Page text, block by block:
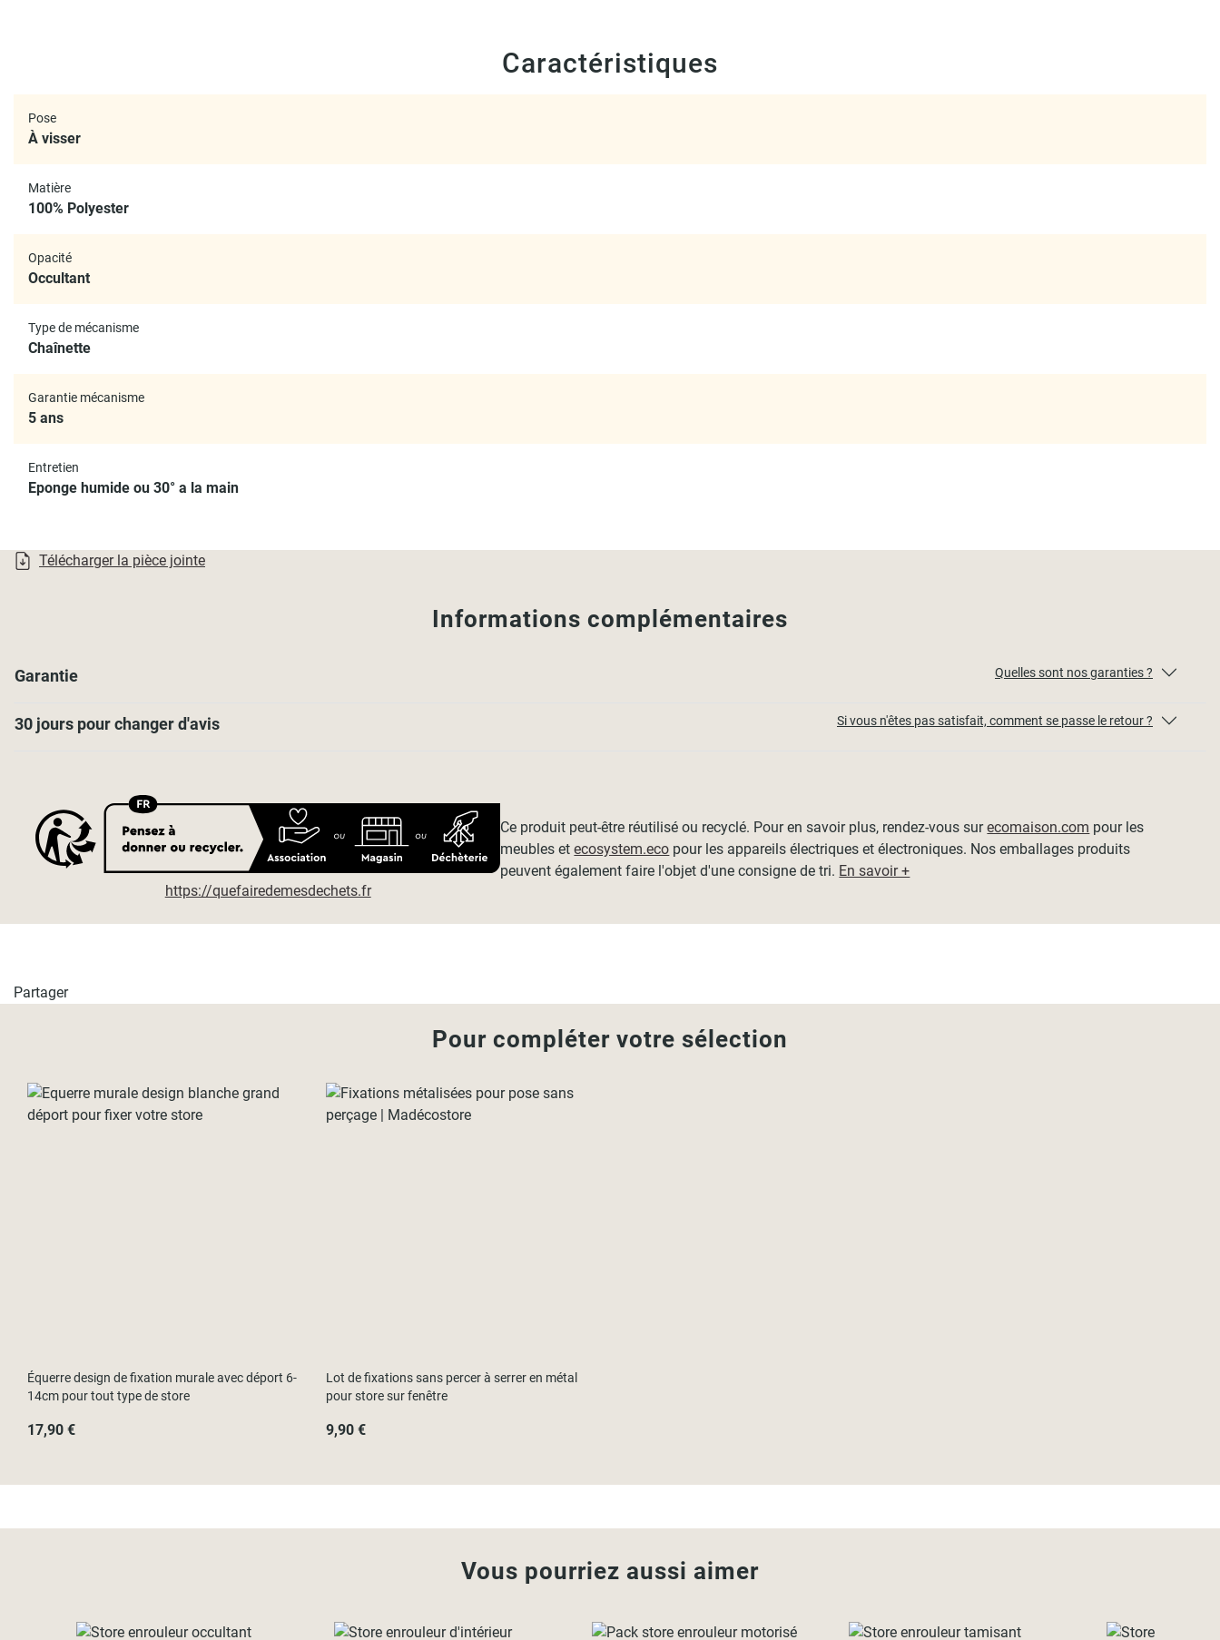
Caractéristiques
Pose
À visser
Matière
100% Polyester
Opacité
Occultant
Type de mécanisme
Chaînette
Garantie mécanisme
5 ans
Entretien
Eponge humide ou 30° a la main
Télécharger la pièce jointe
Informations complémentaires
Garantie Quelles sont nos garanties ?
30 jours pour changer d'avis Si vous n'êtes pas satisfait, comment se passe le retour ?
https://quefairedemesdechets.fr
Ce produit peut-être réutilisé ou recyclé. Pour en savoir plus, rendez-vous surecomaison.com pour les
meubles etecosystem.eco pour les appareils électriques et électroniques. Nos emballages produits
peuvent également faire l'objet d'une consigne de tri. En savoir +
Partager
Pour compléter votre sélection
Équerre design de fixation murale avec déport 6-
14cm pour tout type de store
17,90 €
Lot de fixations sans percer à serrer en métal
pour store sur fenêtre
9,90 €
Vous pourriez aussi aimer